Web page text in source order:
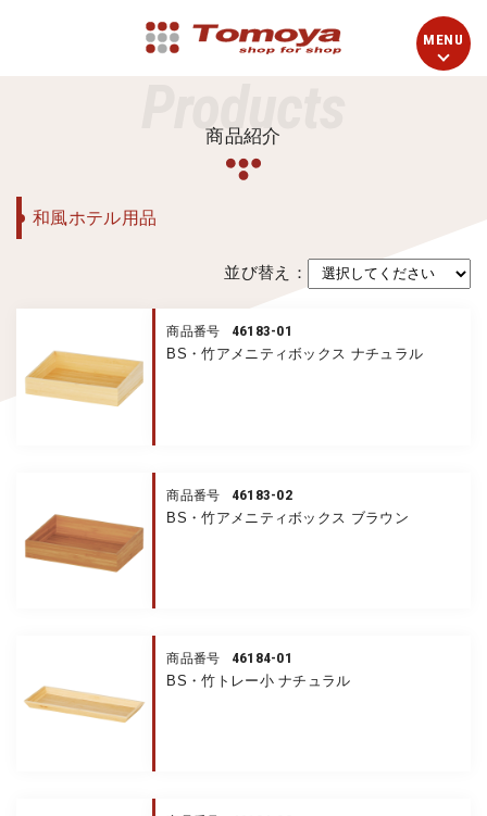
Products
商品紹介
和風ホテル用品
並び替え：
商品番号 46183-01
BS・竹アメニティボックス ナチュラル
商品番号 46183-02
BS・竹アメニティボックス ブラウン
商品番号 46184-01
BS・竹トレー小 ナチュラル